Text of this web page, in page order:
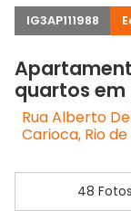
IG3AP111988
quartos em
Rua Alberto
Carioca, Rio
48 Fotos